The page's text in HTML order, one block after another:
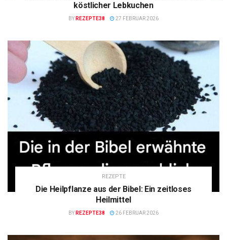
köstlicher Lebkuchen
BY REZEPTE38 27 FEBRUAR 2026
REZEPTE
Die Heilpflanze aus der Bibel: Ein zeitloses
Heilmittel
BY REZEPTE38 26 FEBRUAR 2026